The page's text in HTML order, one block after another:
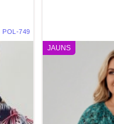
POL-749
JAUNS